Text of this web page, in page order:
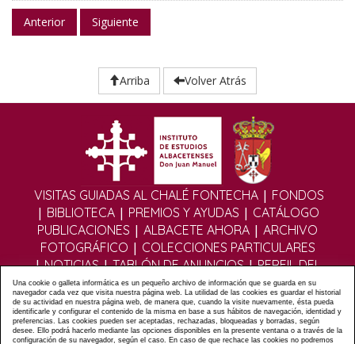
Anterior Siguiente
Arriba Volver Atrás
VISITAS GUIADAS AL CHALÉ FONTECHA | FONDOS
| BIBLIOTECA| PREMIOS Y AYUDAS | CATÁLOGO
PUBLICACIONES | ALBACETE AHORA | ARCHIVO
FOTOGRÁFICO | COLECCIONES PARTICULARES
|NOTICIAS|TABLÓN DE ANUNCIOS|PERFIL DEL
CONTRATANTE|EDITORIAL DIGITAL|MULTIMEDIA
|FOROS|FORMULARIO DE CONTACTO|POLÍTICA
PRIVACIDAD|POLÍTICA COOKIES|AVISO LEGAL
|ÁLBUMES|ASOCIACIÓN DE AMIGOS DEL IEA|MAPA
Una cookie o galleta informática es un pequeño archivo de información que se guarda en su
navegador cada vez que visita nuestra página web. La utilidad de las cookies es guardar el historial
de su actividad en nuestra página web, de manera que, cuando la visite nuevamente, ésta pueda
identificarle y configurar el contenido de la misma en base a sus hábitos de navegación, identidad y
preferencias. Las cookies pueden ser aceptadas, rechazadas, bloqueadas y borradas, según
desee. Ello podrá hacerlo mediante las opciones disponibles en la presente ventana o a través de la
configuración de su navegador, según el caso. En caso de que rechace las cookies no podremos